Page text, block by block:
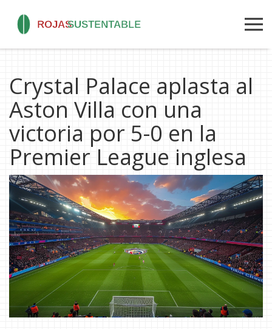
Crystal Palace aplasta al
Aston Villa con una
victoria por 5-0 en la
Premier League inglesa